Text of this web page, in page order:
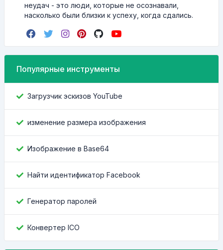
неудач - это люди, которые не осознавали,
насколько были близки к успеху, когда сдались.
Популярные инструменты
Загрузчик эскизов YouTube
изменение размера изображения
Изображение в Base64
Найти идентификатор Facebook
Генератор паролей
Конвертер ICO